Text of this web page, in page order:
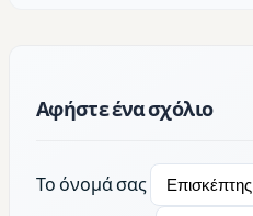
Αφήστε ένα σχόλιο
Το όνομά σας